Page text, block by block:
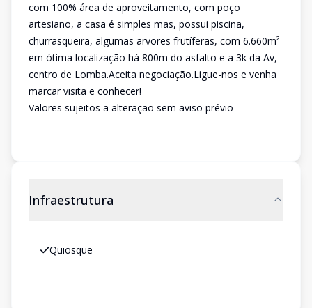
com 100% área de aproveitamento, com poço
artesiano, a casa é simples mas, possui piscina,
churrasqueira, algumas arvores frutíferas, com 6.660m²
em ótima localização há 800m do asfalto e a 3k da Av,
centro de Lomba.Aceita negociação.Ligue-nos e venha
marcar visita e conhecer!
Valores sujeitos a alteração sem aviso prévio
Infraestrutura
Quiosque